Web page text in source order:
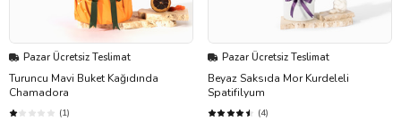
Pazar Ücretsiz Teslimat
Turuncu Mavi Buket Kağıdında
Chamadora
(1)
Pazar Ücretsiz Teslimat
Beyaz Saksıda Mor Kurdeleli
Spatifilyum
(4)